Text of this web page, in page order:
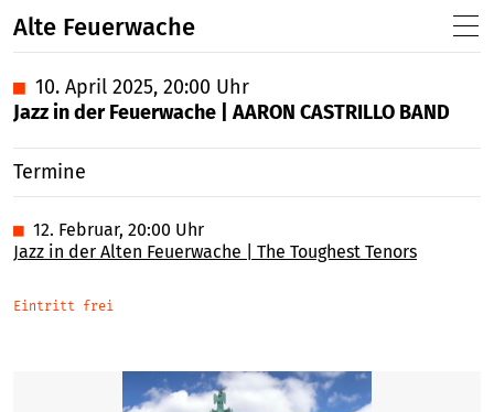
Alte Feuerwache
■ 10. April 2025, 20:00 Uhr
Jazz in der Feuerwache | AARON CASTRILLO BAND
Termine
■ 12. Februar, 20:00 Uhr
Jazz in der Alten Feuerwache | The Toughest Tenors
Eintritt frei